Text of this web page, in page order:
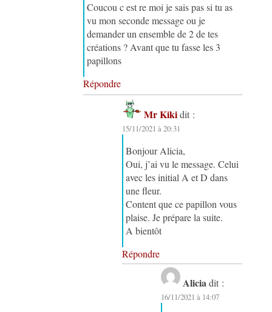
Coucou c est re moi je sais pas si tu as
vu mon seconde message ou je
demander un ensemble de 2 de tes
créations ? Avant que tu fasse les 3
papillons
Répondre
Mr Kiki dit :
15/11/2021 à 20:31
Bonjour Alicia,
Oui, j’ai vu le message. Celui
avec les initial A et D dans
une fleur.
Content que ce papillon vous
plaise. Je prépare la suite.
A bientôt
Répondre
Alicia dit :
16/11/2021 à 14:07